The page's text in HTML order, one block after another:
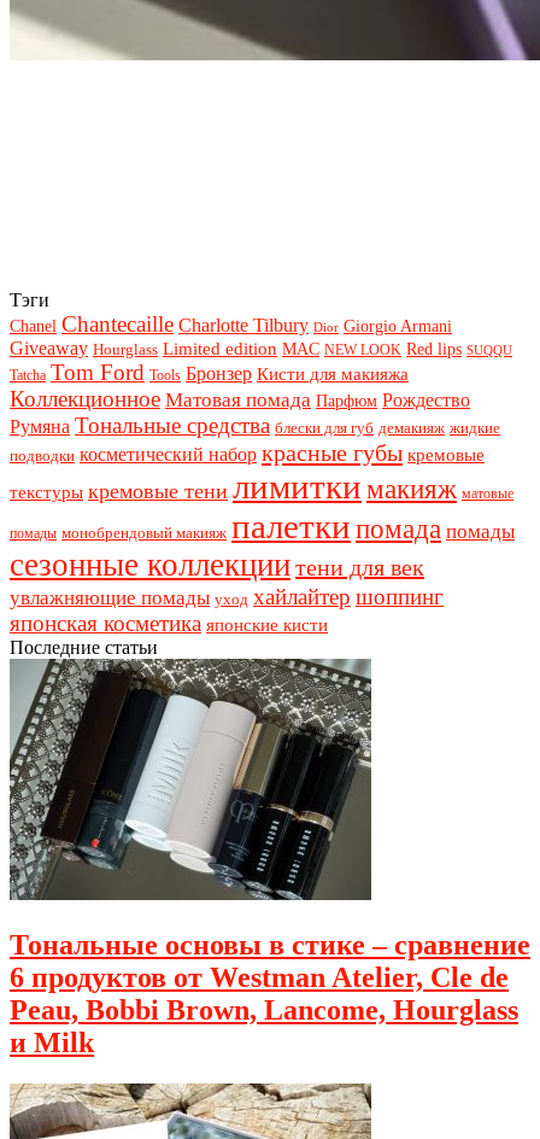
Тэги
Chanel Chantecaille Charlotte Tilbury Dior Giorgio Armani
Giveaway Hourglass Limited edition MAC NEW LOOK Red lips SUQQU
Tatcha Tom Ford Tools Бронзер Кисти для макияжа
Коллекционное Матовая помада Парфюм Рождество
Румяна Тональные средства блески для губ демакияж жидкие
подводки косметический набор красные губы кремовые
текстуры кремовые тени лимиткимакияж матовые
помады монобрендовый макияж палеткипомада помады
сезонные коллекциитени для век
увлажняющие помады уход хайлайтер шоппинг
японская косметика японские кисти
Последние статьи
Тональные основы в стике – сравнение
6 продуктов от Westman Atelier, Cle de
Peau, Bobbi Brown, Lancome, Hourglass
и Milk